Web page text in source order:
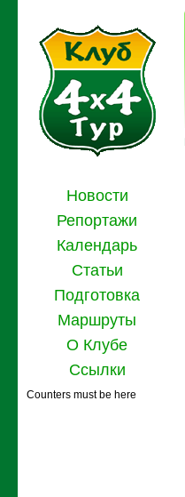
Новости
Репортажи
Календарь
Статьи
Подготовка
Маршруты
О Клубе
Ссылки
Counters must be here